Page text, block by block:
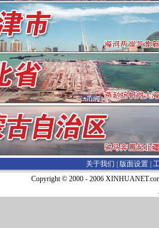
关于我们 | 版面设置
Copyright © 2000 - 2006